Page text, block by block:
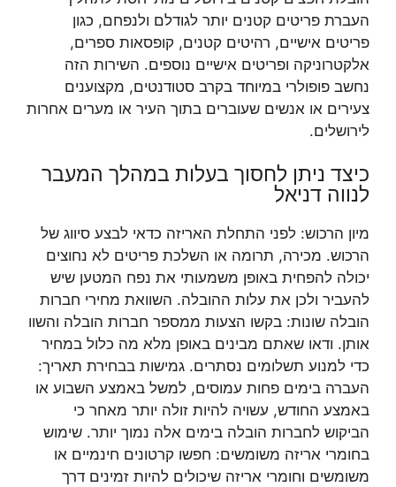
העברת פריטים קטנים יותר לגודלם ולנפחם, כגון
פריטים אישיים, רהיטים קטנים, קופסאות ספרים,
אלקטרוניקה ופריטים אישיים נוספים. השירות הזה
נחשב פופולרי במיוחד בקרב סטודנטים, מקצוענים
צעירים או אנשים שעוברים בתוך העיר או מערים אחרות
לירושלים.
כיצד ניתן לחסוך בעלות במהלך המעבר
לנווה דניאל
מיון הרכוש: לפני התחלת האריזה כדאי לבצע סיווג של
הרכוש. מכירה, תרומה או השלכת פריטים לא נחוצים
יכולה להפחית באופן משמעותי את נפח המטען שיש
להעביר ולכן את עלות ההובלה. השוואת מחירי חברות
הובלה שונות: בקשו הצעות ממספר חברות הובלה והשוו
אותן. ודאו שאתם מבינים באופן מלא מה כלול במחיר
כדי למנוע תשלומים נסתרים. גמישות בבחירת תאריך:
העברה בימים פחות עמוסים, למשל באמצע השבוע או
באמצע החודש, עשויה להיות זולה יותר מאחר כי
הביקוש לחברות הובלה בימים אלה נמוך יותר. שימוש
בחומרי אריזה משומשים: חפשו קרטונים חינמיים או
משומשים וחומרי אריזה שיכולים להיות זמינים דרך